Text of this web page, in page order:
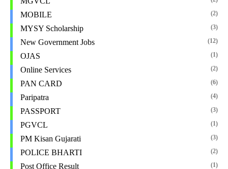
MOBILE (2)
MYSY Scholarship (3)
New Government Jobs (12)
OJAS (1)
Online Services (2)
PAN CARD (6)
Paripatra (4)
PASSPORT (3)
PGVCL (1)
PM Kisan Gujarati (3)
POLICE BHARTI (2)
Post Office Result (1)